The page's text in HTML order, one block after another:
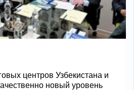
центров Узбекистана и
новый уровень